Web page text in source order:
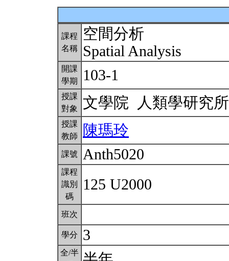
課程
名稱
空間分析
Spatial Analysis
開課
學期
103-1
授課
對象
文學院 人類學研究
授課
教師
陳瑪玲
課號 Anth5020
課程
識別
碼
125 U2000
班次
學分 3
全/半